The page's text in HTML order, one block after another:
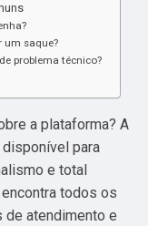
um saque?
problema técnico?
a plataforma? A
para
e total
todos os
de atendimento e